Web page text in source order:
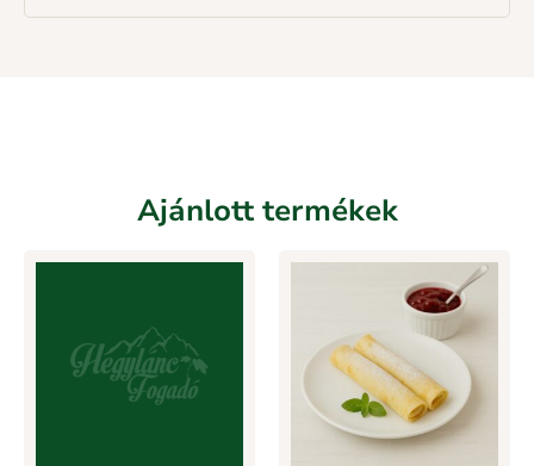
Ajánlott termékek